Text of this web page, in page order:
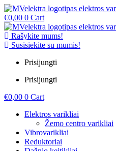
€0,00 0 Cart
Rašykite mums!
Susisiekite su mumis!
Prisijungti
Prisijungti
€0,00 0 Cart
Elektros varikliai
Žemo centro varikliai
Vibrovarikliai
Reduktoriai